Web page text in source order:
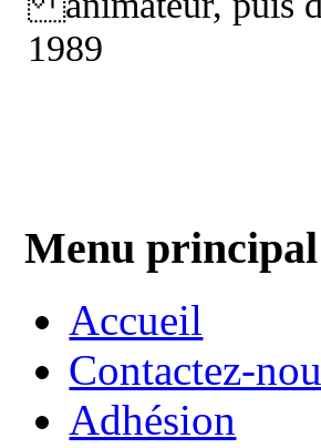
1989
Menu principal
Accueil
Contactez-
Adhésion